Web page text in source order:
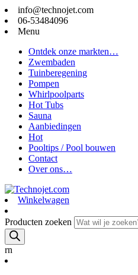
info@technojet.com
06-53484096
Menu
Ontdek onze markten…
Zwembaden
Tuinberegening
Pompen
Whirlpoolparts
Hot Tubs
Sauna
Aanbiedingen
Hot
Pooltips / Pool bouwen
Contact
Over ons…
Winkelwagen
Producten zoeken
rn